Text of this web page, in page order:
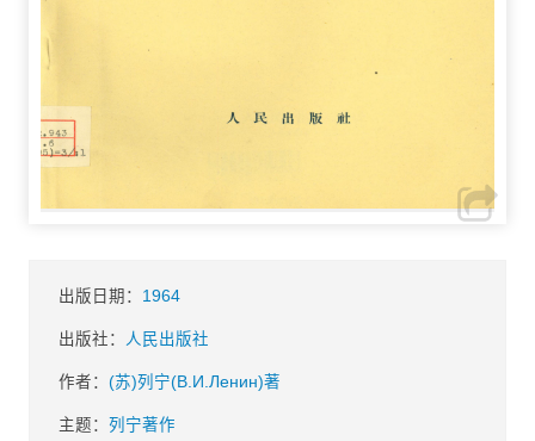
出版日期： 1964
出版社： 人民出版社
作者： (苏)列宁(В.И.Ленин)著
主题： 列宁著作